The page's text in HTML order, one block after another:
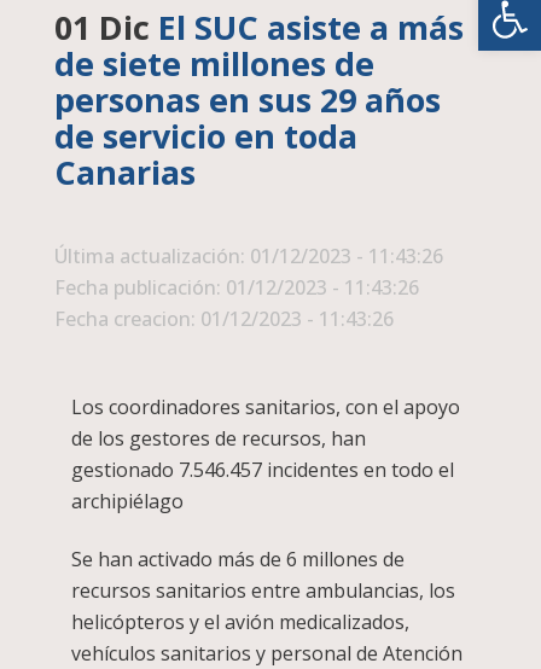
01 Dic El SUC asiste a más
de siete millones de
personas en sus 29 años
de servicio en toda
Canarias
Última actualización: 01/12/2023 - 11:43:26
Fecha publicación: 01/12/2023 - 11:43:26
Fecha creacion: 01/12/2023 - 11:43:26
Los coordinadores sanitarios, con el apoyo
de los gestores de recursos, han
gestionado 7.546.457 incidentes en todo el
archipiélago
Se han activado más de 6 millones de
recursos sanitarios entre ambulancias, los
helicópteros y el avión medicalizados,
vehículos sanitarios y personal de Atención